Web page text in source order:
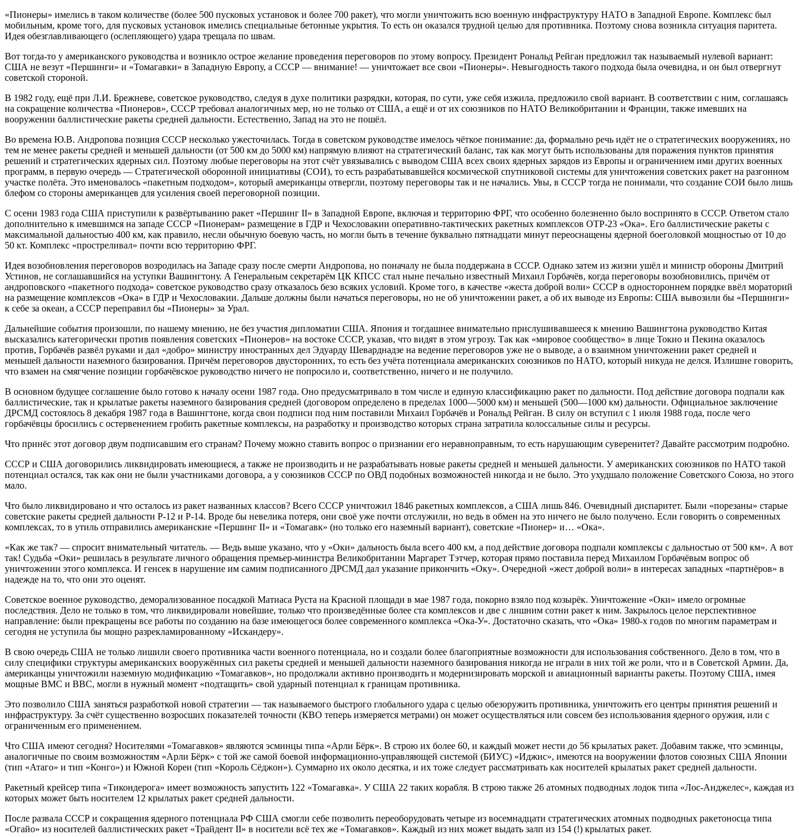
«Пионеры» имелись в таком количестве (более 500 пусковых установок и более 700 ракет), что могли уничтожить всю военную инфраструктуру НАТО в Западной Европе. Комплекс был
мобильным, кроме того, для пусковых установок имелись специальные бетонные укрытия. То есть он оказался трудной целью для противника. Поэтому снова возникла ситуация паритета.
Идея обезглавливающего (ослепляющего) удара трещала по швам.
Вот тогда-то у американского руководства и возникло острое желание проведения переговоров по этому вопросу. Президент Рональд Рейган предложил так называемый нулевой вариант:
США не везут «Першинги» и «Томагавки» в Западную Европу, а СССР — внимание! — уничтожает все свои «Пионеры». Невыгодность такого подхода была очевидна, и он был отвергнут
советской стороной.
В 1982 году, ещё при Л.И. Брежневе, советское руководство, следуя в духе политики разрядки, которая, по сути, уже себя изжила, предложило свой вариант. В соответствии с ним, соглашаясь
на сокращение количества «Пионеров», СССР требовал аналогичных мер, но не только от США, а ещё и от их союзников по НАТО Великобритании и Франции, также имевших на
вооружении баллистические ракеты средней дальности. Естественно, Запад на это не пошёл.
Во времена Ю.В. Андропова позиция СССР несколько ужесточилась. Тогда в советском руководстве имелось чёткое понимание: да, формально речь идёт не о стратегических вооружениях, но
тем не менее ракеты средней и меньшей дальности (от 500 км до 5000 км) напрямую влияют на стратегический баланс, так как могут быть использованы для поражения пунктов принятия
решений и стратегических ядерных сил. Поэтому любые переговоры на этот счёт увязывались с выводом США всех своих ядерных зарядов из Европы и ограничением ими других военных
программ, в первую очередь — Стратегической оборонной инициативы (СОИ), то есть разрабатывавшейся космической спутниковой системы для уничтожения советских ракет на разгонном
участке полёта. Это именовалось «пакетным подходом», который американцы отвергли, поэтому переговоры так и не начались. Увы, в СССР тогда не понимали, что создание СОИ было лишь
блефом со стороны американцев для усиления своей переговорной позиции.
С осени 1983 года США приступили к развёртыванию ракет «Першинг II» в Западной Европе, включая и территорию ФРГ, что особенно болезненно было воспринято в СССР. Ответом стало
дополнительно к имевшимся на западе СССР «Пионерам» размещение в ГДР и Чехословакии оперативно-тактических ракетных комплексов ОТР-23 «Ока». Его баллистические ракеты с
максимальной дальностью 400 км, как правило, несли обычную боевую часть, но могли быть в течение буквально пятнадцати минут переоснащены ядерной боеголовкой мощностью от 10 до
50 кт. Комплекс «простреливал» почти всю территорию ФРГ.
Идея возобновления переговоров возродилась на Западе сразу после смерти Андропова, но поначалу не была поддержана в СССР. Однако затем из жизни ушёл и министр обороны Дмитрий
Устинов, не соглашавшийся на уступки Вашингтону. А Генеральным секретарём ЦК КПСС стал ныне печально известный Михаил Горбачёв, когда переговоры возобновились, причём от
андроповского «пакетного подхода» советское руководство сразу отказалось безо всяких условий. Кроме того, в качестве «жеста доброй воли» СССР в одностороннем порядке ввёл мораторий
на размещение комплексов «Ока» в ГДР и Чехословакии. Дальше должны были начаться переговоры, но не об уничтожении ракет, а об их выводе из Европы: США вывозили бы «Першинги»
к себе за океан, а СССР переправил бы «Пионеры» за Урал.
Дальнейшие события произошли, по нашему мнению, не без участия дипломатии США. Япония и тогдашнее внимательно прислушивавшееся к мнению Вашингтона руководство Китая
высказались категорически против появления советских «Пионеров» на востоке СССР, указав, что видят в этом угрозу. Так как «мировое сообщество» в лице Токио и Пекина оказалось
против, Горбачёв развёл руками и дал «добро» министру иностранных дел Эдуарду Шеварднадзе на ведение переговоров уже не о выводе, а о взаимном уничтожении ракет средней и
меньшей дальности наземного базирования. Причём переговоров двусторонних, то есть без учёта потенциала американских союзников по НАТО, который никуда не делся. Излишне говорить,
что взамен на смягчение позиции горбачёвское руководство ничего не попросило и, соответственно, ничего и не получило.
В основном будущее соглашение было готово к началу осени 1987 года. Оно предусматривало в том числе и единую классификацию ракет по дальности. Под действие договора подпали как
баллистические, так и крылатые ракеты наземного базирования средней (договором определено в пределах 1000—5000 км) и меньшей (500—1000 км) дальности. Официальное заключение
ДРСМД состоялось 8 декабря 1987 года в Вашингтоне, когда свои подписи под ним поставили Михаил Горбачёв и Рональд Рейган. В силу он вступил с 1 июля 1988 года, после чего
горбачёвцы бросились с остервенением гробить ракетные комплексы, на разработку и производство которых страна затратила колоссальные силы и ресурсы.
Что принёс этот договор двум подписавшим его странам? Почему можно ставить вопрос о признании его неравноправным, то есть нарушающим суверенитет? Давайте рассмотрим подробно.
СССР и США договорились ликвидировать имеющиеся, а также не производить и не разрабатывать новые ракеты средней и меньшей дальности. У американских союзников по НАТО такой
потенциал остался, так как они не были участниками договора, а у союзников СССР по ОВД подобных возможностей никогда и не было. Это ухудшало положение Советского Союза, но этого
мало.
Что было ликвидировано и что осталось из ракет названных классов? Всего СССР уничтожил 1846 ракетных комплексов, а США лишь 846. Очевидный диспаритет. Были «порезаны» старые
советские ракеты средней дальности Р-12 и Р-14. Вроде бы невелика потеря, они своё уже почти отслужили, но ведь в обмен на это ничего не было получено. Если говорить о современных
комплексах, то в утиль отправились американские «Першинг II» и «Томагавк» (но только его наземный вариант), советские «Пионер» и… «Ока».
«Как же так? — спросит внимательный читатель. — Ведь выше указано, что у «Оки» дальность была всего 400 км, а под действие договора подпали комплексы с дальностью от 500 км». А вот
так! Судьба «Оки» решилась в результате личного обращения премьер-министра Великобритании Маргарет Тэтчер, которая прямо поставила перед Михаилом Горбачёвым вопрос об
уничтожении этого комплекса. И генсек в нарушение им самим подписанного ДРСМД дал указание прикончить «Оку». Очередной «жест доброй воли» в интересах западных «партнёров» в
надежде на то, что они это оценят.
Советское военное руководство, деморализованное посадкой Матиаса Руста на Красной площади в мае 1987 года, покорно взяло под козырёк. Уничтожение «Оки» имело огромные
последствия. Дело не только в том, что ликвидировали новейшие, только что произведённые более ста комплексов и две с лишним сотни ракет к ним. Закрылось целое перспективное
направление: были прекращены все работы по созданию на базе имеющегося более современного комплекса «Ока-У». Достаточно сказать, что «Ока» 1980-х годов по многим параметрам и
сегодня не уступила бы мощно разрекламированному «Искандеру».
В свою очередь США не только лишили своего противника части военного потенциала, но и создали более благоприятные возможности для использования собственного. Дело в том, что в
силу специфики структуры американских вооружённых сил ракеты средней и меньшей дальности наземного базирования никогда не играли в них той же роли, что и в Советской Армии. Да,
американцы уничтожили наземную модификацию «Томагавков», но продолжали активно производить и модернизировать морской и авиационный варианты ракеты. Поэтому США, имея
мощные ВМС и ВВС, могли в нужный момент «подтащить» свой ударный потенциал к границам противника.
Это позволило США заняться разработкой новой стратегии — так называемого быстрого глобального удара с целью обезоружить противника, уничтожить его центры принятия решений и
инфраструктуру. За счёт существенно возросших показателей точности (КВО теперь измеряется метрами) он может осуществляться или совсем без использования ядерного оружия, или с
ограниченным его применением.
Что США имеют сегодня? Носителями «Томагавков» являются эсминцы типа «Арли Бёрк». В строю их более 60, и каждый может нести до 56 крылатых ракет. Добавим также, что эсминцы,
аналогичные по своим возможностям «Арли Бёрк» с той же самой боевой информационно-управляющей системой (БИУС) «Иджис», имеются на вооружении флотов союзных США Японии
(тип «Атаго» и тип «Конго») и Южной Кореи (тип «Король Сёджон»). Суммарно их около десятка, и их тоже следует рассматривать как носителей крылатых ракет средней дальности.
Ракетный крейсер типа «Тикондерога» имеет возможность запустить 122 «Томагавка». У США 22 таких корабля. В строю также 26 атомных подводных лодок типа «Лос-Анджелес», каждая из
которых может быть носителем 12 крылатых ракет средней дальности.
После развала СССР и сокращения ядерного потенциала РФ США смогли себе позволить переоборудовать четыре из восемнадцати стратегических атомных подводных ракетоносца типа
«Огайо» из носителей баллистических ракет «Трайдент II» в носители всё тех же «Томагавков». Каждый из них может выдать залп из 154 (!) крылатых ракет.